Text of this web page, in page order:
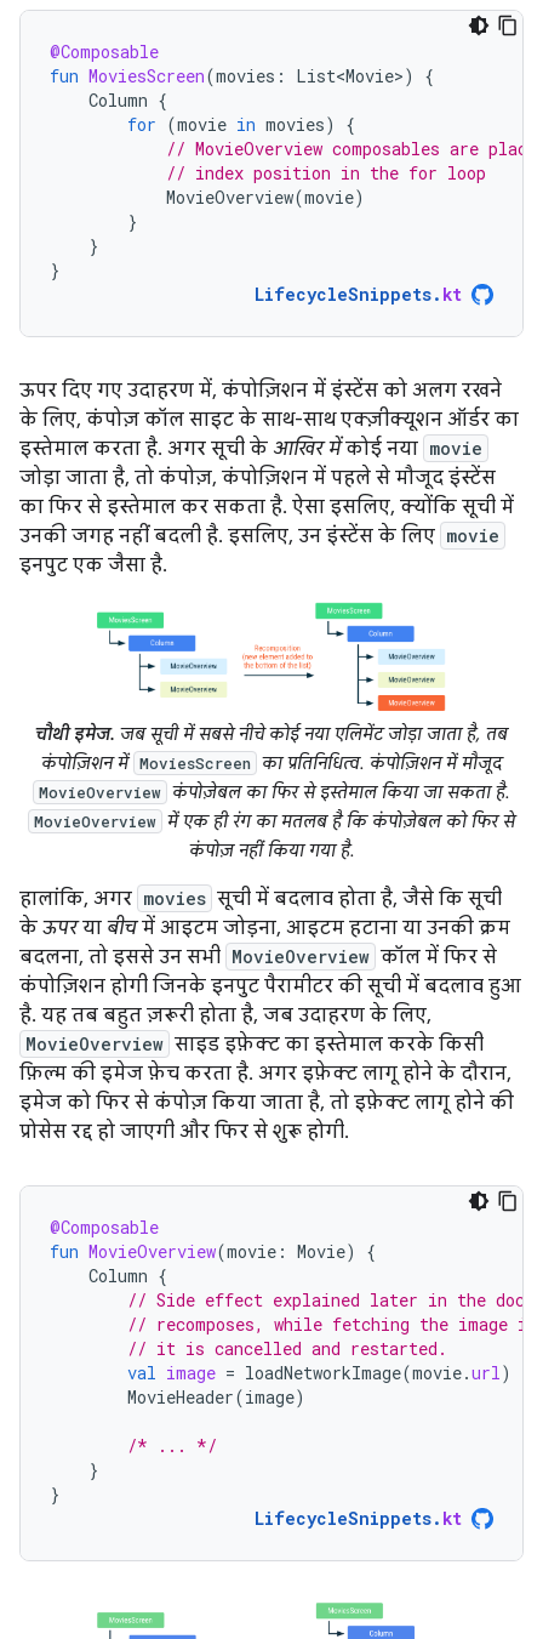
@Composable
fun MoviesScreen(movies : List<Movie>)
{
Column {
for (movie in movies)
{
// MovieOverview composables are
// index position in the for loop
MovieOverview(movie)
}
}
}
LifecycleSnippets. kt
ऊपर दिए गए उदाहरण में, कंपोज़िशन में इंस्टेंस को अलग रखने
के लिए, कंपोज़ कॉल साइट के साथ-साथ एक्ज़ीक्यूशन ऑर्डर का
इस्तेमाल करता है. अगर सूची के आखिर मेंकोई नया movie
जोड़ा जाता है, तो कंपोज़, कंपोज़िशन में पहले से मौजूद इंस्टेंस
का फिर से इस्तेमाल कर सकता है. ऐसा इसलिए, क्योंकि सूची में
उनकी जगह नहीं बदली है. इसलिए, उन इंस्टेंस के लिए movie
इनपुट एक जैसा है.
चौथी इमेज. जब सूची में सबसे नीचे कोई नया एलिमेंट जोड़ा जाता है, तब
कंपोज़िशन में MoviesScreen का प्रतिनिधित्व. कंपोज़िशन में मौजूद
MovieOverview कंपोज़ेबल का फिर से इस्तेमाल किया जा सकता है.
MovieOverview में एक ही रंग का मतलब है कि कंपोज़ेबल को फिर से
कंपोज़ नहीं किया गया है.
हालांकि, अगर movies सूची में बदलाव होता है, जैसे कि सूची
के ऊपरया बीचमें आइटम जोड़ना, आइटम हटाना या उनकी क्रम
बदलना, तो इससे उन सभी MovieOverview कॉल में फिर से
कंपोज़िशन होगी जिनके इनपुट पैरामीटर की सूची में बदलाव हुआ
है. यह तब बहुत ज़रूरी होता है, जब उदाहरण के लिए,
MovieOverview साइड इफ़ेक्ट का इस्तेमाल करके किसी
फ़िल्म की इमेज फ़ेच करता है. अगर इफ़ेक्ट लागू होने के दौरान,
इमेज को फिर से कंपोज़ किया जाता है, तो इफ़ेक्ट लागू होने की
प्रोसेस रद्द हो जाएगी और फिर से शुरू होगी.
@Composable
fun MovieOverview(movie : Movie)
{
Column {
// Side effect explained later in the docs.
// recomposes, while fetching the image
// it is cancelled and restarted.
val image = loadNetworkImage(movie.url)
MovieHeader(image)
/* ... */
}
}
LifecycleSnippets. kt